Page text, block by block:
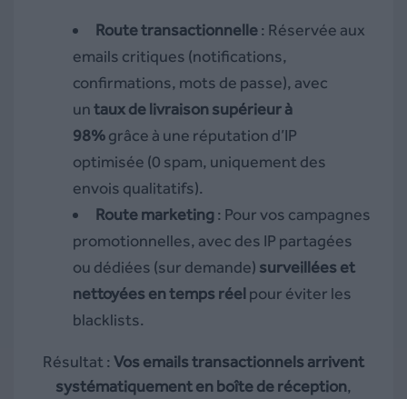
Route transactionnelle: Réservée aux
emails critiques (notifications,
confirmations, mots de passe), avec
untaux de livraison supérieur à
98%grâce à une réputation d’IP
optimisée (0 spam, uniquement des
envois qualitatifs).
Route marketing: Pour vos campagnes
promotionnelles, avec des IP partagées
ou dédiées (sur demande) surveillées et
nettoyées en temps réelpour éviter les
blacklists.
Résultat : Vos emails transactionnels arrivent
systématiquement en boîte de réception,